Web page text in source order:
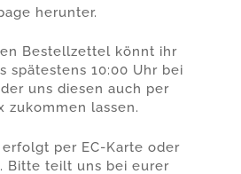
herunter.
Bestellzettel könnt ihr
spätestens 10:00 Uhr bei
uns diesen auch per
zukommen lassen.
per EC-Karte oder
Bitte teilt uns bei eurer